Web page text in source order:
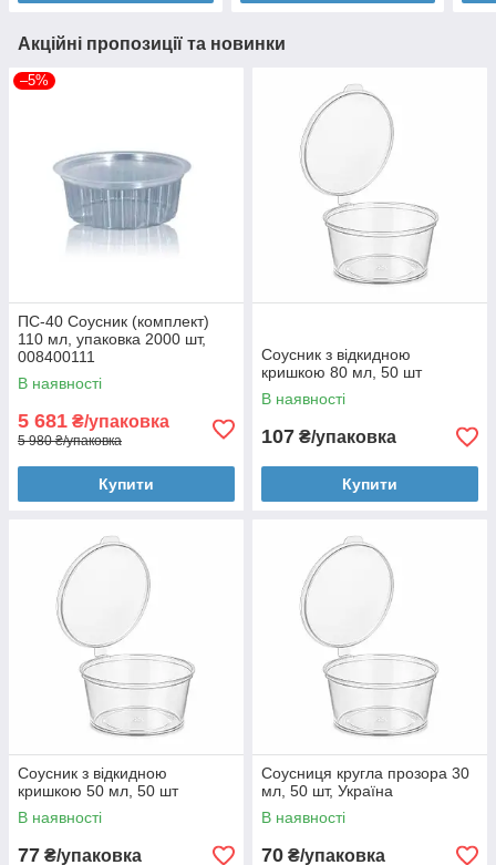
Акційні пропозиції та новинки
–5%
ПС-40 Соусник (комплект)
110 мл, упаковка 2000 шт,
008400111
В наявності
5 681 ₴/упаковка
5 980 ₴/упаковка
Купити
Соусник з відкидною
кришкою 80 мл, 50 шт
В наявності
107 ₴/упаковка
Купити
Соусник з відкидною
кришкою 50 мл, 50 шт
В наявності
77 ₴/упаковка
Соусниця кругла прозора 30
мл, 50 шт, Україна
В наявності
70 ₴/упаковка